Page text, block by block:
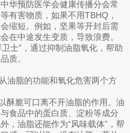
华预防医学会健康传播分会常
有害物质，如果不用TBHQ，
缩短。例如，坚果等开封后需
在中途发生变质，导致浪费。
士”，通过抑制油脂氧化，帮助
质。
油脂的功能和氧化危害两个方
酥脆可口离不开油脂的作用。油
食品中的蛋白质、淀粉等成分
，油脂还能作为“风味载体”，帮